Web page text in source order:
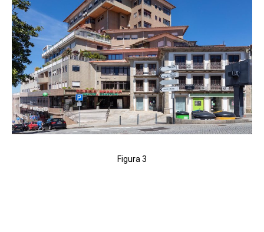
Figura 3